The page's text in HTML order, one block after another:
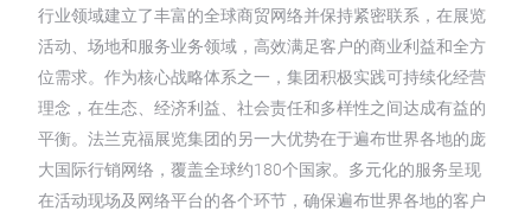
行业领域建立了丰富的全球商贸网络并保持紧密联系，在展览
活动、场地和服务业务领域，高效满足客户的商业利益和全方
位需求。作为核心战略体系之一，集团积极实践可持续化经营
理念，在生态、经济利益、社会责任和多样性之间达成有益的
平衡。法兰克福展览集团的另一大优势在于遍布世界各地的庞
大国际行销网络，覆盖全球约180个国家。多元化的服务呈现
在活动现场及网络平台的各个环节，确保遍布世界各地的客户